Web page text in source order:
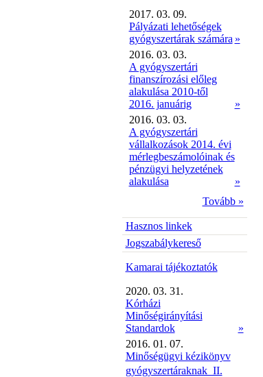
2017. 03. 09.
Pályázati lehetőségek
gyógyszertárak számára »
2016. 03. 03.
A gyógyszertári
finanszírozási előleg
alakulása 2010-től
2016. januárig
»
2016. 03. 03.
A gyógyszertári
vállalkozások 2014. évi
mérlegbeszámolóinak és
pénzügyi helyzetének
alakulása
»
Tovább »
Hasznos linkek
Jogszabálykereső
Kamarai tájékoztatók
2020. 03. 31.
Kórházi
Minőségirányítási
Standardok
»
2016. 01. 07.
Minőségügyi kézikönyv
gyógyszertáraknak  II.